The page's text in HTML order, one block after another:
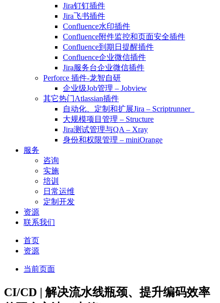
Jira钉钉插件
Jira飞书插件
Confluence水印插件
Confluence附件监控和页面安全插件
Confluence到期日提醒插件
Confluence企业微信插件
Jira服务台企业微信插件
Perforce 插件-龙智自研
企业级Job管理 – Jobview
其它热门Atlassian插件
自动化、定制和扩展Jira – Scriptrunner
大规模项目管理 – Structure
Jira测试管理与QA – Xray
身份和权限管理 – miniOrange
服务
咨询
实施
培训
日常运维
定制开发
资源
联系我们
首页
资源
当前页面
CI/CD | 解决流水线瓶颈、提升编码效率